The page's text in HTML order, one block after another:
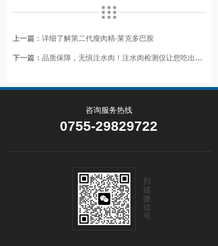
上一篇：详细了解第二代瘦肉精-莱克多巴胺
下一篇：品质保障，无惧注水肉！注水肉检测仪让您吃出健康与美味
咨询服务热线
0755-29829722
扫
描
微
信
号